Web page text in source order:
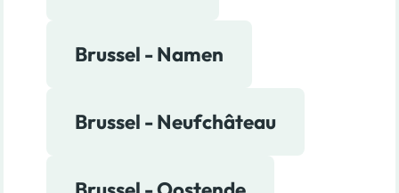
Brussel - Namen
Brussel - Neufchâteau